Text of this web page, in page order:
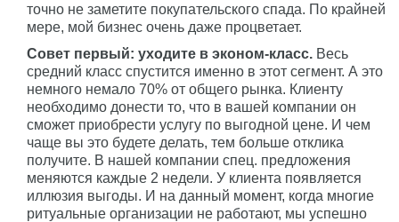
точно не заметите покупательского спада. По крайней
мере, мой бизнес очень даже процветает.
Совет первый: уходите в эконом-класс. Весь
средний класс спустится именно в этот сегмент. А это
немного немало 70% от общего рынка. Клиенту
необходимо донести то, что в вашей компании он
сможет приобрести услугу по выгодной цене. И чем
чаще вы это будете делать, тем больше отклика
получите. В нашей компании спец. предложения
меняются каждые 2 недели. У клиента появляется
иллюзия выгоды. И на данный момент, когда многие
ритуальные организации не работают, мы успешно